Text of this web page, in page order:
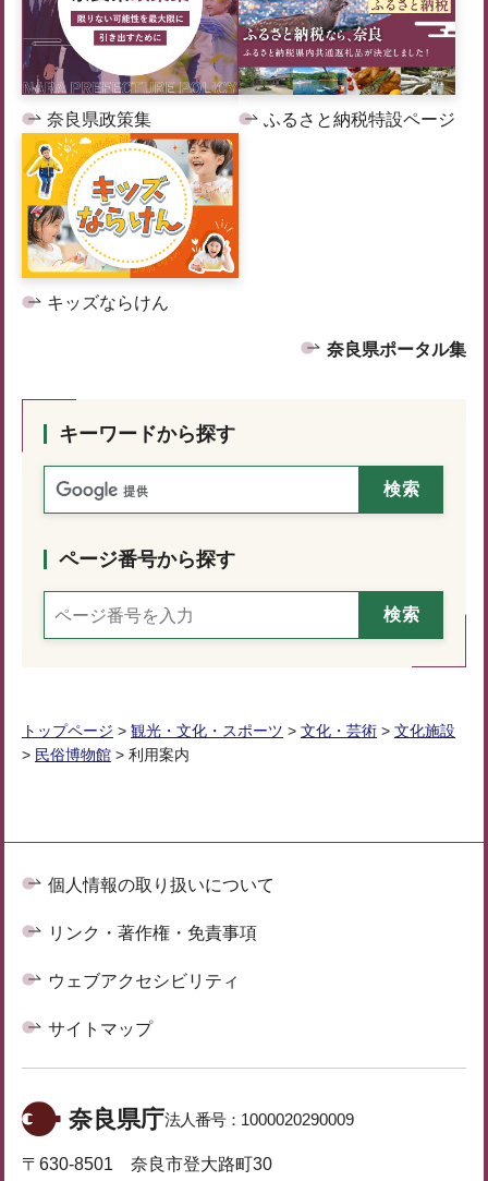
奈良県政策集 ふるさと納税特設ページ
キッズならけん
奈良県ポータル集
キーワードから探す
ページ番号から探す
トップページ > 観光・文化・スポーツ > 文化・芸術 > 文化施設
> 民俗博物館 > 利用案内
個人情報の取り扱いについて
リンク・著作権・免責事項
ウェブアクセシビリティ
サイトマップ
奈良県庁法人番号： 1000020290009
〒630-8501 奈良市登大路町30